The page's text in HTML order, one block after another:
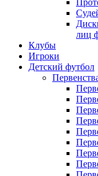
лиц
Клубы
Игроки
Детский футбол